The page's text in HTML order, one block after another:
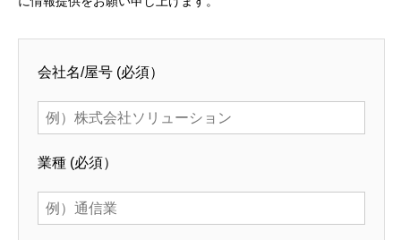
会社名/屋号 (必須）
業種 (必須）